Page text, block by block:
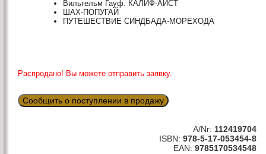
Вильгельм Гауф. КАЛИФ-АИСТ
ШАХ-ПОПУГАЙ
ПУТЕШЕСТВИЕ СИНДБАДА-МОРЕХОДА
Распродано! Вы можете отправить заявку.
Сообщить о поступлении в продажу
A/Nr: 112419704
ISBN: 978-5-17-053454-8
EAN: 9785170534548